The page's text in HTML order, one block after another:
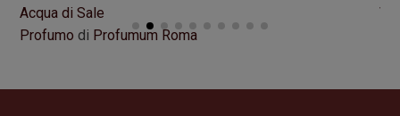
Acqua di Sale
Profumo di Profumum Roma